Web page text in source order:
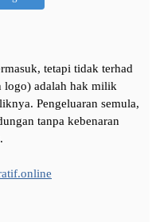
tetapi tidak terhad
logo) adalah hak milik
Pengeluaran semula,
tanpa kebenaran